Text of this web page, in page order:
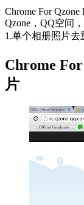
Chrome For Qzone
Qzone，QQ空间
1.单个相册照片
Chrome
片